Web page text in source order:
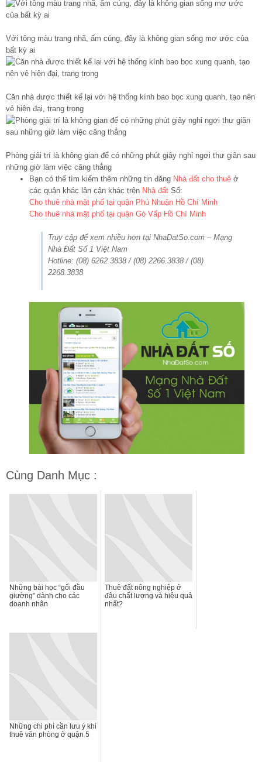
Với tông màu trang nhã, ấm cúng, đây là không gian sống mơ ước của
bất kỳ ai
Căn nhà được thiết kế lại với hệ thống kính bao bọc xung quanh, tạo nên
vẻ hiện đại, trang trọng
Phòng giải trí là không gian để có những phút giây nghỉ ngơi thư giãn sau
những giờ làm việc căng thẳng
Bạn có thể tìm kiếm thêm những tin đăng Nhà đất cho thuê ở
các quận khác lân cận khác trên Nhà đất Số:
Cho thuê nhà mặt phố tại quận Phú Nhuận Hồ Chí Minh
Cho thuê nhà mặt phố tại quận Gò Vấp Hồ Chí Minh
Truy cập để xem nhiều hơn tại NhaDatSo.com – Mạng
Nhà Đất Số 1 Việt Nam
Hotline: (08) 6262.3838 / (08) 2266.3838 / (08)
2268.3838
Cùng Danh Mục :
Những bài học “gối đầu
giường” dành cho các
doanh nhân
Thuê đất nông nghiệp ở
đâu chất lượng và hiệu quả
nhất?
Những chi phí cần lưu ý khi
thuê văn phòng ở quận 5